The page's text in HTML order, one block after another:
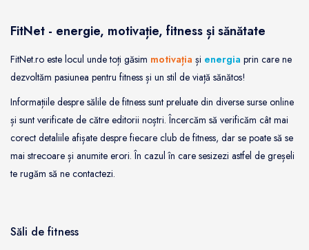
FitNet - energie, motivație, fitness și sănătate
FitNet.ro este locul unde toți găsim motivația și energia prin care ne
dezvoltăm pasiunea pentru fitness și un stil de viață sănătos!
Informațiile despre sălile de fitness sunt preluate din diverse surse online
și sunt verificate de către editorii noștri. Încercăm să verificăm cât mai
corect detaliile afișate despre fiecare club de fitness, dar se poate să se
mai strecoare și anumite erori. În cazul în care sesizezi astfel de greșeli
te rugăm să ne contactezi.
Săli de fitness